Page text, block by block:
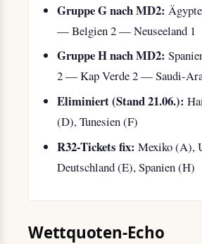
Gruppe G nach MD2:
— Belgien 2 — Neuseeland 1
Gruppe H nach MD2:
2 — Kap Verde 2 — Saudi-
Eliminiert (Stand 21.06.):
(D), Tunesien (F)
R32-Tickets fix: Mexiko (A),
Deutschland (E), Spanien (H)
Wettquoten-Echo